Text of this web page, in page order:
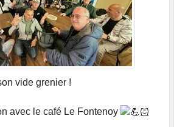
vide grenier !
avec le café Le Fontenoy